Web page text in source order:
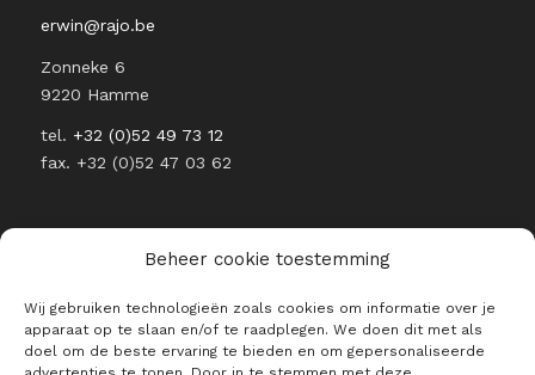
Beheer cookie toestemming
Wij gebruiken technologieën zoals cookies om informatie over je
apparaat op te slaan en/of te raadplegen. We doen dit met als
doel om de beste ervaring te bieden en om gepersonaliseerde
erwin@rajo.be
Zonneke 6
9220 Hamme
tel. +32 (0)52 49 73 12
fax. +32 (0)52 47 03 62
BLIJF OP DE HOOGTE VAN ALLE
RAJO NIEUWTJES